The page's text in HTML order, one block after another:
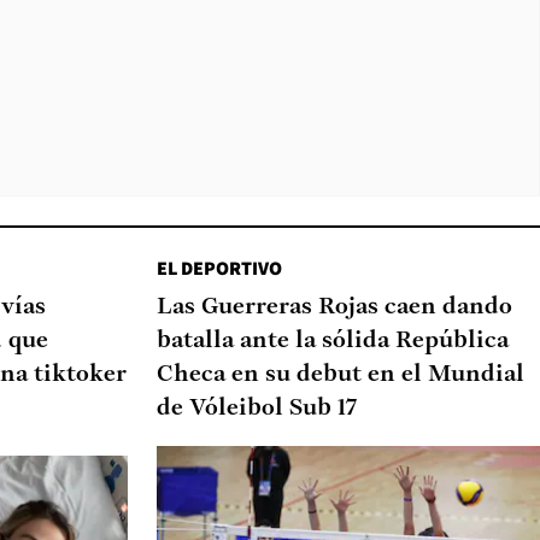
que
tiktoker
EL DEPORTIVO
Las Guerreras Rojas caen dando
batalla ante la sólida República
Checa en su debut en el Mundial
de Vóleibol Sub 17